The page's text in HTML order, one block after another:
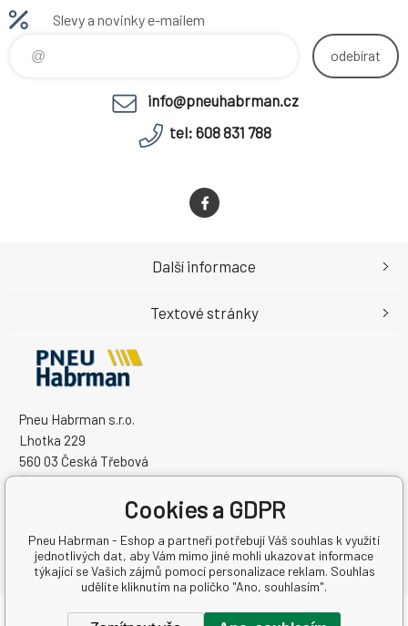
Slevy a novinky e-mailem
odebírat
info@pneuhabrman.cz
tel: 608 831 788
Pneu Habrman s.r.o.
Lhotka 229
560 03 Česká Třebová
Česká Republika
Další informace
Textové stránky
Cookies a GDPR
Pneu Habrman - Eshop a partneři potřebují Váš souhlas k využití
jednotlivých dat, aby Vám mimo jiné mohli ukazovat informace
týkající se Vašich zájmů pomocí personalizace reklam. Souhlas
udělíte kliknutím na políčko "Ano, souhlasím".